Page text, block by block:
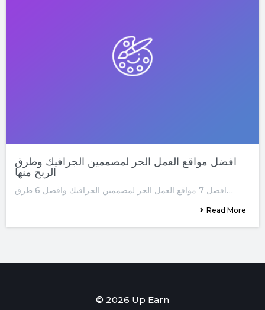
افضل مواقع العمل الحر لمصممين الجرافيك وطرق
الربح منها
افضل 7 مواقع العمل الحر لمصممين الجرافيك وافضل 6 طرق…
Read More
© 2026 Up Earn